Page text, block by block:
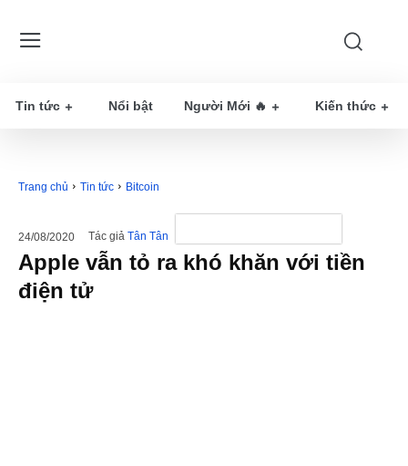
Tin tức Nổi bật Người Mới 🔥 Kiến thức
Trang chủ Tin tức Bitcoin
24/08/2020 Tác giả Tân Tân
Apple vẫn tỏ ra khó khăn với tiền
điện tử